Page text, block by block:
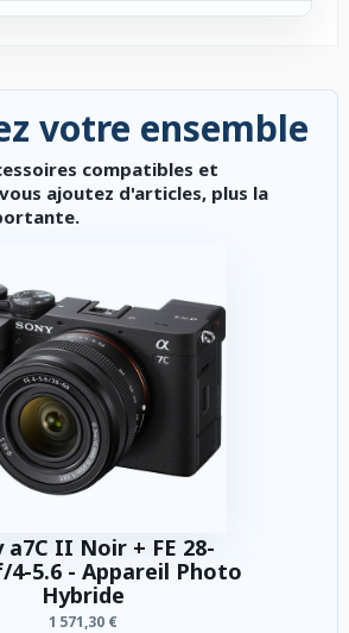
votre ensemble
compatibles et
ajoutez d'articles, plus la
a7C II Noir + FE 28-
4-5.6 - Appareil Photo
Hybride
1 571,30 €